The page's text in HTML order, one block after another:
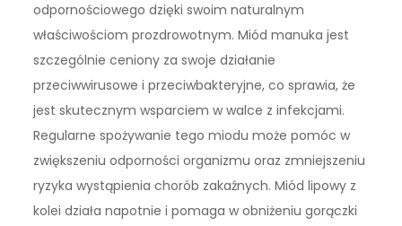
odpornościowego dzięki swoim naturalnym
właściwościom prozdrowotnym. Miód manuka jest
szczególnie ceniony za swoje działanie
przeciwwirusowe i przeciwbakteryjne, co sprawia, że
jest skutecznym wsparciem w walce z infekcjami.
Regularne spożywanie tego miodu może pomóc w
zwiększeniu odporności organizmu oraz zmniejszeniu
ryzyka wystąpienia chorób zakaźnych. Miód lipowy z
kolei działa napotnie i pomaga w obniżeniu gorączki